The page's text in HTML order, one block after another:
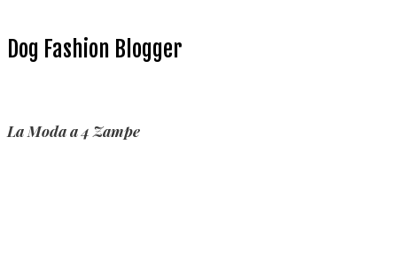
Dog Fashion Blogger
La Moda a 4 Zampe